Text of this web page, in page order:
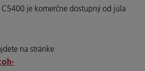
je komerčne dostupný od júla
na stránke